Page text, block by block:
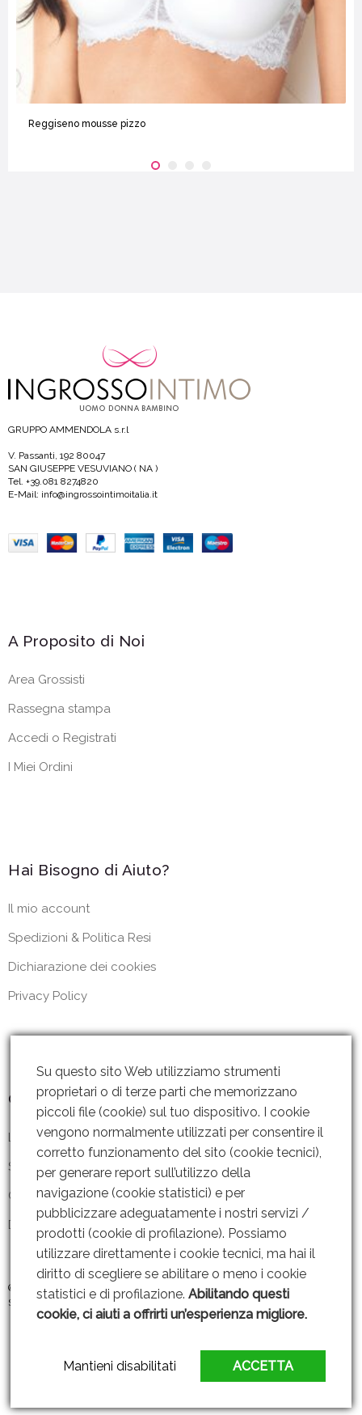
Reggiseno mousse pizzo
GRUPPO AMMENDOLA s.r.l
V. Passanti, 192 80047
SAN GIUSEPPE VESUVIANO ( NA )
Tel. +39.081 8274820
E-Mail: info@ingrossointimoitalia.it
A Proposito di Noi
Area Grossisti
Rassegna stampa
Accedi o Registrati
I Miei Ordini
Hai Bisogno di Aiuto?
Il mio account
Spedizioni & Politica Resi
Dichiarazione dei cookies
Privacy Policy
Contattaci
Lun – Ven: 8 – 18.30
Sabato: Chiuso
Contattaci
Dove siamo
© 2019 GRUPPO AMMENDOLA s.r.l P. IVA: 06221451211 |Web Design By
SEOJAM
Su questo sito Web utilizziamo strumenti
proprietari o di terze parti che memorizzano
piccoli file (cookie) sul tuo dispositivo. I cookie
vengono normalmente utilizzati per consentire il
corretto funzionamento del sito (cookie tecnici),
per generare report sull’utilizzo della
navigazione (cookie statistici) e per
pubblicizzare adeguatamente i nostri servizi /
prodotti (cookie di profilazione). Possiamo
utilizzare direttamente i cookie tecnici, ma hai il
diritto di scegliere se abilitare o meno i cookie
statistici e di profilazione.Abilitando questi
cookie, ci aiuti a offrirti un’esperienza migliore.
ACCETTA
Mantieni disabilitati